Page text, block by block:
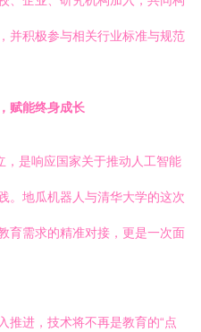
并积极参与相关行业标准与规范
赋能终身成长
，是响应国家关于推动人工智能
。地瓜机器人与清华大学的这次
育需求的精准对接，更是一次面
推进，技术将不再是教育的“点